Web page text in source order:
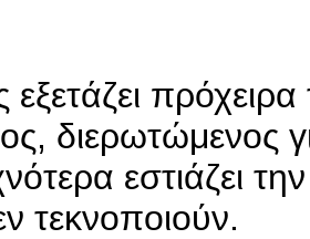
εξετάζει
διερωτώμενος
εστιάζει
τεκνοποιούν.